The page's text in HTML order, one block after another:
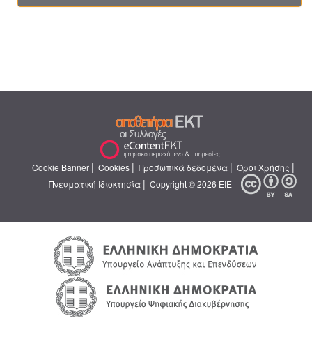
Cookie Banner | Cookies | Προσωπικά δεδομένα | Όροι Χρήσης |
Πνευματική Ιδιοκτησία | Copyright © 2026 ΕΙΕ